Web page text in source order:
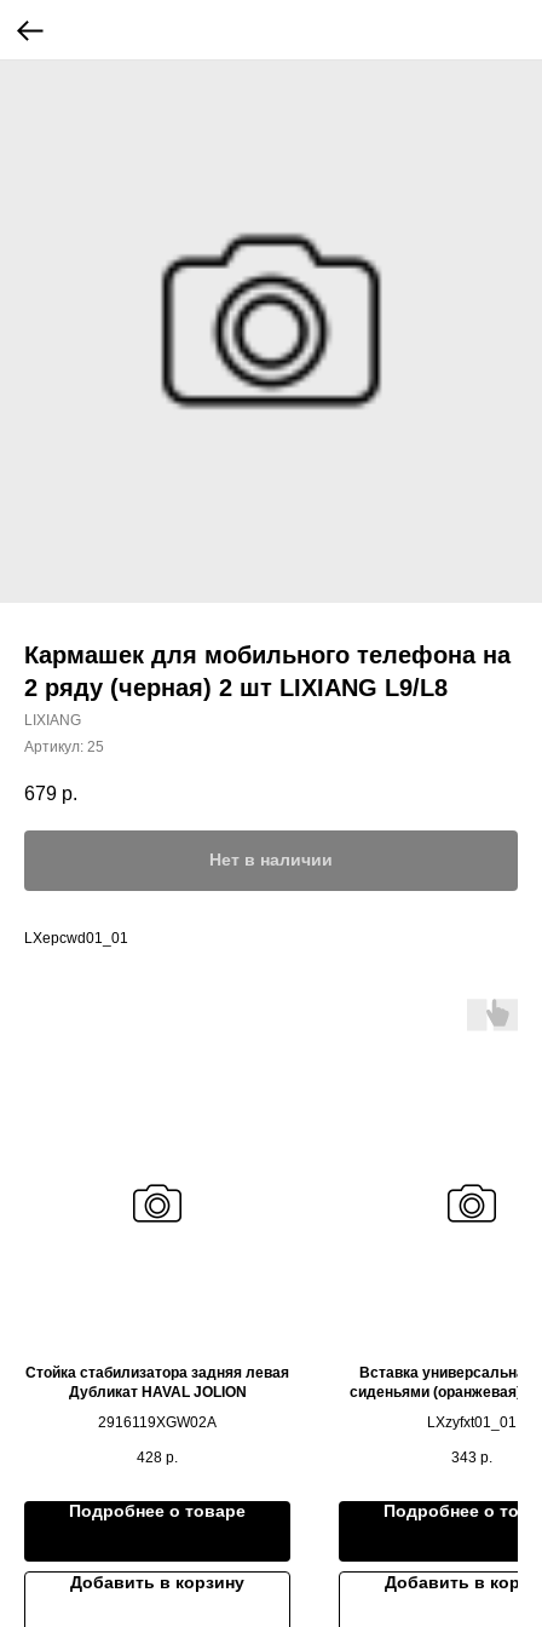
Кармашек для мобильного телефона на
2 ряду (черная) 2 шт LIXIANG L9/L8
LIXIANG
Артикул: 25
679 р.
Нет в наличии
LXepcwd01_01
Стойка стабилизатора задняя левая
Дубликат HAVAL JOLION
2916119XGW02A
428 р.
Подробнее о товаре
Добавить в корзину
Вставка универсальная
сиденьями (оранжевая)
LXzyfxt01_01
343 р.
Подробнее о
Добавить в